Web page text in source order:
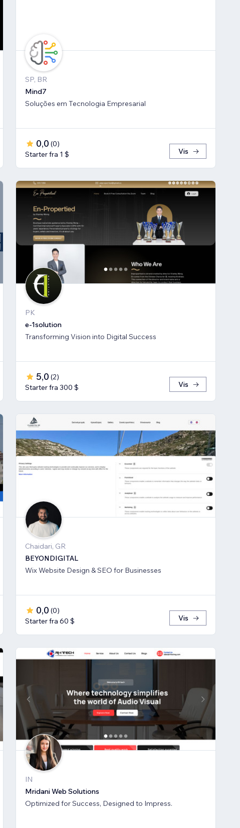
SP, BR
Mind7
Soluções em Tecnologia Empresarial
0,0 (0)
Starter fra 1 $
Vis
PK
e-1solution
Transforming Vision into Digital Success
5,0 (2)
Starter fra 300 $
Vis
Chaidari, GR
BEYONDIGITAL
Wix Website Design & SEO for Businesses
0,0 (0)
Starter fra 60 $
Vis
IN
Mridani Web Solutions
Optimized for Success, Designed to Impress.